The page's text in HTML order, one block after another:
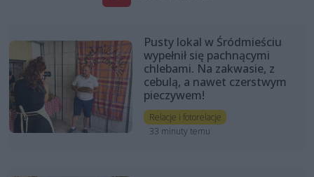
Pusty lokal w Śródmieściu
wypełnił się pachnącymi
chlebami. Na zakwasie, z
cebulą, a nawet czerstwym
pieczywem!
Relacje i fotorelacje
33 minuty temu